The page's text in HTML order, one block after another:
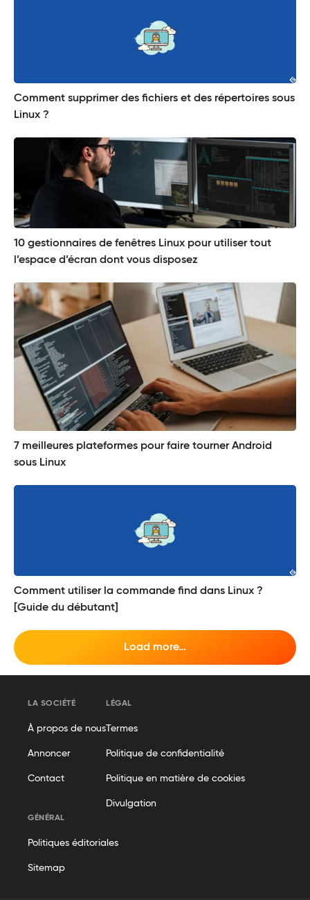
Comment supprimer des fichiers et des répertoires sous
Linux ?
10 gestionnaires de fenêtres Linux pour utiliser tout
l’espace d’écran dont vous disposez
7 meilleures plateformes pour faire tourner Android
sous Linux
Comment utiliser la commande find dans Linux ?
[Guide du débutant]
Load more…
LA SOCIÉTÉ
À propos de nous
Annoncer
Contact
LÉGAL
Termes
Politique de confidentialité
Politique en matière de cookies
Divulgation
GÉNÉRAL
Politiques éditoriales
Sitemap